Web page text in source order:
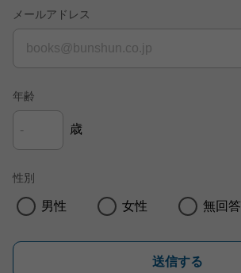
メールアドレス
年齢
歳
性別
男性 女性 無回答
送信する